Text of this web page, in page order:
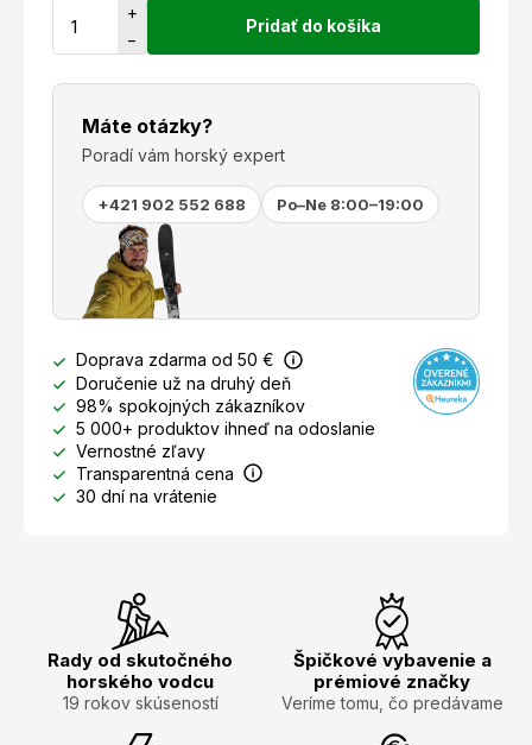
+
−
Pridať do košíka
Máte otázky?
Poradí vám horský expert
+421 902 552 688 Po–Ne 8:00–19:00
Doprava zdarma od 50 €
Doručenie už na druhý deň
98% spokojných zákazníkov
5 000+ produktov ihneď na odoslanie
Vernostné zľavy
Transparentná cena
30 dní na vrátenie
Rady od skutočného
horského vodcu
19 rokov skúseností
Špičkové vybavenie a
prémiové značky
Veríme tomu, čo predávame